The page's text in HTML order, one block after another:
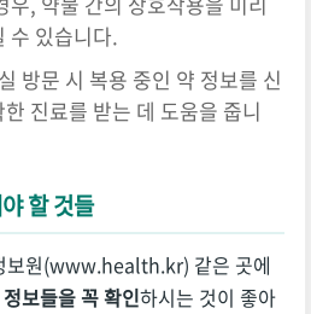
수 있습니다.
방문 시 복용 중인 약 정보를 신
진료를 받는 데 도움을 줍니
할 것들
보원(www.health.kr) 같은 곳에
보들을 꼭 확인하시는 것이 좋아